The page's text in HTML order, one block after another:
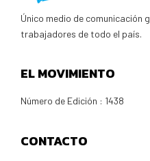
Único medio de comunicación
trabajadores de todo el país.
EL MOVIMIENTO
Número de Edición : 1438
CONTACTO